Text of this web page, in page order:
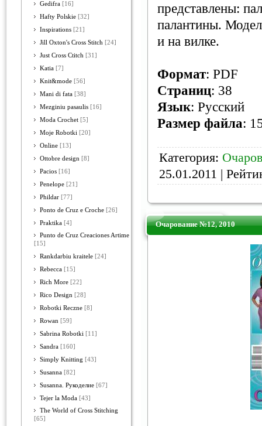
Gedifra [16]
Hafty Polskie [32]
Inspirations [21]
Jill Oxton's Cross Stitch [24]
Just Cross Ctitch [31]
Katia [7]
Knit&mode [56]
Mani di fata [38]
Mezginiu pasaulis [16]
Moda Crochet [5]
Moje Robotki [20]
Online [13]
Ottobre design [8]
Pacios [16]
Penelope [21]
Phildar [77]
Ponto de Cruz e Croche [26]
Praktika [4]
Punto de Cruz Creaciones Artime
[15]
Rankdarbiu kraitele [24]
Rebecca [15]
Rich More [22]
Rico Design [28]
Robotki Reczne [8]
Rowan [59]
Sabrina Robotki [11]
Sandra [160]
Simply Knitting [43]
Susanna [82]
Susanna. Рукоделие [67]
Tejer la Moda [43]
The World of Cross Stitching
[65]
представлены:
палантины.
и на вилке.
Формат: PDF
Страниц: 38
Язык: Русский
Размер файла:
Категория:
25.01.2011 |
Очарование №12, 2010